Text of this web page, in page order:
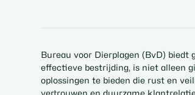
Bureau voor Dierplagen (BvD) biedt
effectieve bestrijding, is niet alleen
oplossingen te bieden die rust en
vertrouwen en duurzame